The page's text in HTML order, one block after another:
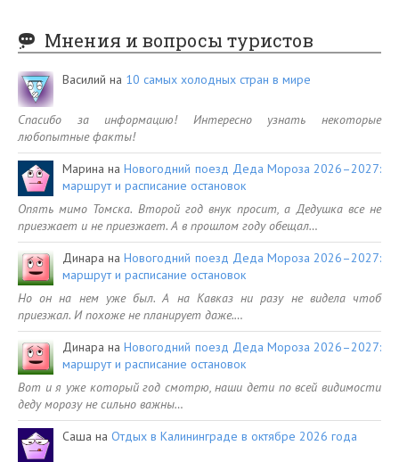
Мнения и вопросы туристов
Василий на 10 самых холодных стран в мире
Спасибо за информацию! Интересно узнать некоторые
любопытные факты!
Марина наНовогодний поезд Деда Мороза 2026–2027:
маршрут и расписание остановок
Опять мимо Томска. Второй год внук просит, а Дедушка все не
приезжает и не приезжает. А в прошлом году обещал…
Динара наНовогодний поезд Деда Мороза 2026–2027:
маршрут и расписание остановок
Но он на нем уже был. А на Кавказ ни разу не видела чтоб
приезжал. И похоже не планирует даже.…
Динара наНовогодний поезд Деда Мороза 2026–2027:
маршрут и расписание остановок
Вот и я уже который год смотрю, наши дети по всей видимости
деду морозу не сильно важны…
Саша на Отдых в Калининграде в октябре 2026 года